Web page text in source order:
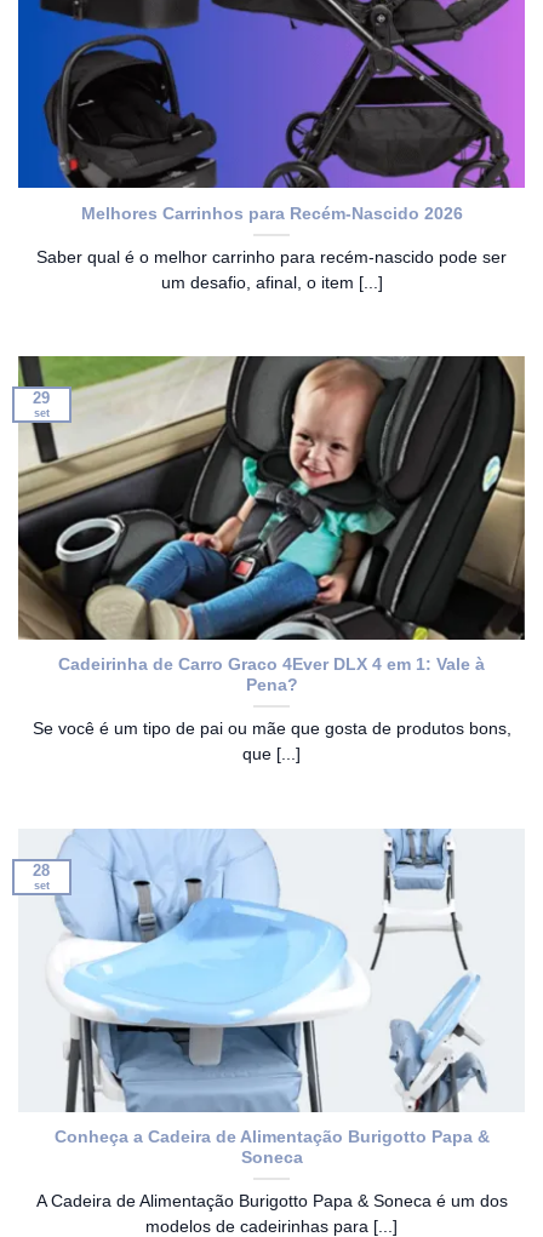
Melhores Carrinhos para Recém-Nascido 2026
Saber qual é o melhor carrinho para recém-nascido pode ser
um desafio, afinal, o item [...]
Cadeirinha de Carro Graco 4Ever DLX 4 em 1: Vale à
Pena?
Se você é um tipo de pai ou mãe que gosta de produtos bons,
que [...]
29
set
Conheça a Cadeira de Alimentação Burigotto Papa &
Soneca
A Cadeira de Alimentação Burigotto Papa & Soneca é um dos
modelos de cadeirinhas para [...]
28
set